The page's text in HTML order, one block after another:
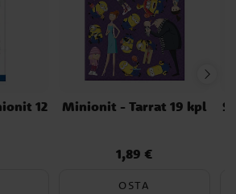
12
Minionit - Tarrat 19 kpl
Hinta:1,89 €
1,89 €
OSTA